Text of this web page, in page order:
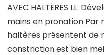
AVEC HALTÈRES LL:
mains en pronation Par
haltères présentent de
constriction est bien